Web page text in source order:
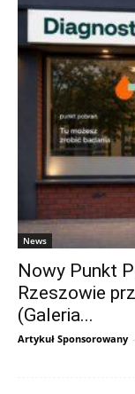
News
Nowy Punkt
Rzeszowie
(Galeria...
Artykuł Sponsorowany -